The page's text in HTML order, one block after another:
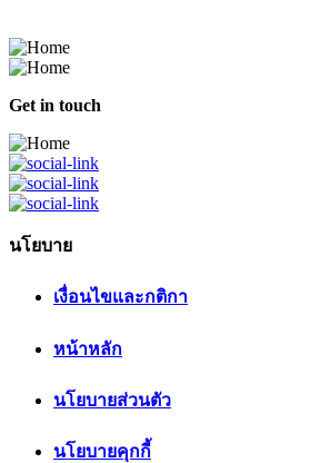
Get in touch
นโยบาย
เงื่อนไขและกติกา
หน้าหลัก
นโยบายส่วนตัว
นโยบายคุกกี้